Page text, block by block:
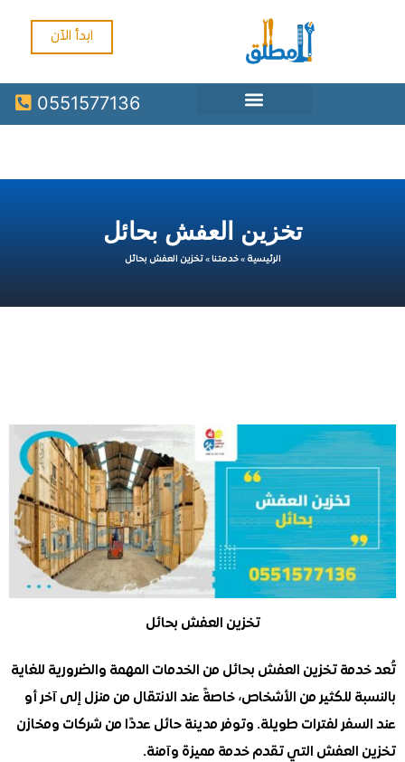
0551577136
تخزين العفش بحائل
خدمتنا»تخزين العفش بحائل
تخزين العفش بحائل
تخزين العفش بحائل من الخدمات المهمة والضرورية للغاية
للكثير من الأشخاص، خاصةً عند الانتقال من منزل إلى آخر أو
لفترات طويلة. وتوفر مدينة حائل عددًا من شركات ومخازن
التي تقدم خدمة مميزة وآمنة.